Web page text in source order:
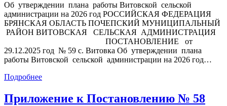
Об утверждении плана работы Витовской сельской
администрации на 2026 год РОССИЙСКАЯ ФЕДЕРАЦИЯ
БРЯНСКАЯ ОБЛАСТЬ ПОЧЕПСКИЙ МУНИЦИПАЛЬНЫЙ
РАЙОН ВИТОВСКАЯ СЕЛЬСКАЯ АДМИНИСТРАЦИЯ
ПОСТАНОВЛЕНИЕ от
29.12.2025 год № 59 с. Витовка Об утверждении плана
работы Витовской сельской администрации на 2026 год…
Подробнее
Приложение к Постановлению № 58